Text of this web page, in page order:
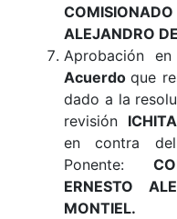
ALEJANDRO
Aprobación
Acuerdoque
dado a la
revisión
en contra
Ponente:
ERNESTO
MONTIEL.